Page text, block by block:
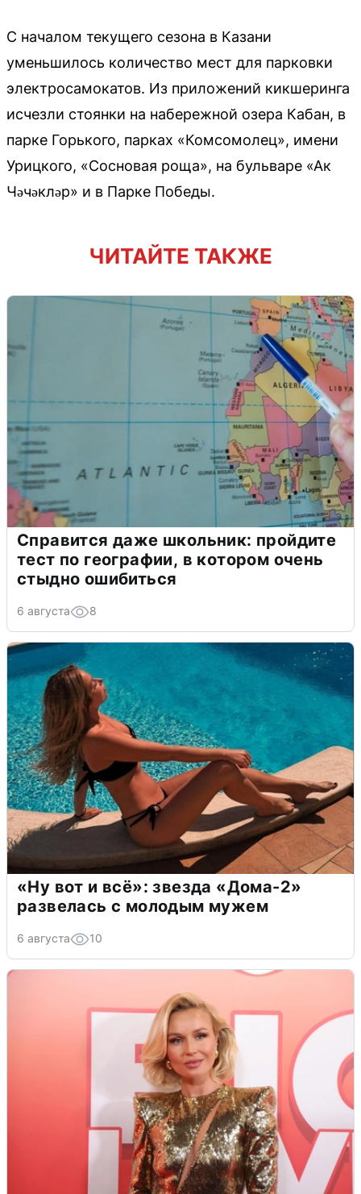
С началом текущего сезона в Казани
уменьшилось количество мест для парковки
электросамокатов. Из приложений кикшеринга
исчезли стоянки на набережной озера Кабан, в
парке Горького, парках «Комсомолец», имени
Урицкого, «Сосновая роща», на бульваре «Ак
Чәчәкләр» и в Парке Победы.
ЧИТАЙТЕ ТАКЖЕ
Справится даже школьник: пройдите
тест по географии, в котором очень
стыдно ошибиться
6 августа 8
«Ну вот и всё»: звезда «Дома-2»
развелась с молодым мужем
6 августа 10